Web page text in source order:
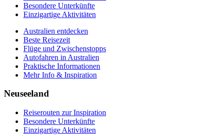
Besondere Unterkünfte
Einzigartige Aktivitäten
Australien entdecken
Beste Reisezeit
Flüge und Zwischenstopps
Autofahren in Australien
Praktische Informationen
Mehr Info & Inspiration
Neuseeland
Reiserouten zur Inspiration
Besondere Unterkünfte
Einzigartige Aktivitäten